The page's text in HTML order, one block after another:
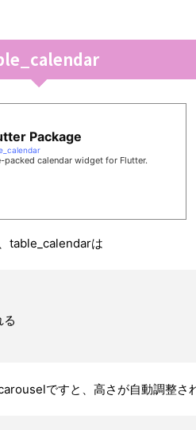
Package
calendar widget for Flutter.
table_calendarは
る
ですと、高さが自動調整さ